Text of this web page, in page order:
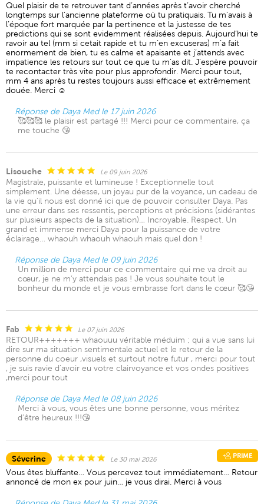
Quel plaisir de te retrouver tant d’années après t’avoir cherché
longtemps sur l’ancienne plateforme où tu pratiquais. Tu m’avais à
l’époque fort marquée par la pertinence et la justesse de tes
predictions qui se sont evidemment réalisées depuis. Aujourd’hui te
ravoir au tel (mm si cetait rapide et tu m’en excuseras) m’a fait
enormement de bien, tu es calme et apaisante et j’attends avec
impatience les retours sur tout ce que tu m’as dit. J’espère pouvoir
te recontacter très vite pour plus approfondir. Merci pour tout,
mm 4 ans après tu restes toujours aussi efficace et extrêmement
douée. Merci ☺️
Réponse de Daya Med le 17 juin 2026
🥰🥰🥰 le plaisir est partagé !!! Merci pour ce commentaire, ça
me touche 😘
Lisouche Le 09 juin 2026
Magistrale, puissante et lumineuse ! Exceptionnelle tout
simplement. Une déesse, un joyau pur de la voyance, un cadeau de
la vie qu’il nous est donné ici que de pouvoir consulter Daya. Pas
une erreur dans ses ressentis, perceptions et précisions (sidérantes
sur plusieurs aspects de la situation)… Incroyable. Respect. Un
grand et immense merci Daya pour la puissance de votre
éclairage… whaouh whaouh whaouh mais quel don !
Réponse de Daya Med le 09 juin 2026
Un million de merci pour ce commentaire qui me va droit au
cœur, je ne m’y attendais pas ! Je vous souhaite tout le
bonheur du monde et je vous embrasse fort dans le cœur 🥰😘
Fab Le 07 juin 2026
RETOUR+++++++ whaouuu véritable méduim ; qui a vue sans lui
dire sur ma situation sentimentale actuel et le retour de la
personne du coeur ,visuels et surtout notre futur , merci pour tout
, je suis ravie d'avoir eu votre clairvoyance et vos ondes positives
,merci pour tout
Réponse de Daya Med le 08 juin 2026
Merci à vous, vous êtes une bonne personne, vous méritez
d’être heureux !!!😘
Séverine Le 30 mai 2026 PRIME
Vous êtes bluffante… Vous percevez tout immédiatement… Retour
annoncé de mon ex pour juin… je vous dirai. Merci à vous